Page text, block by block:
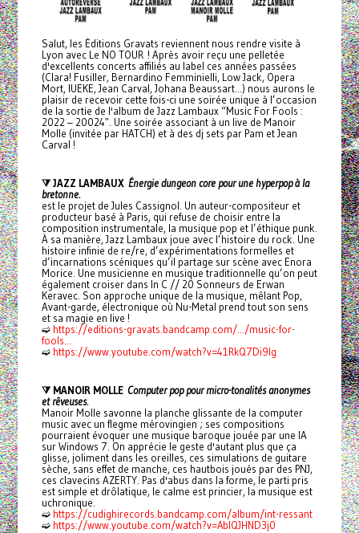
Salut, les Éditions Gravats reviennent nous rendre visite à
Lyon avec Le NO TOUR ! Après avoir reçu une pelletée
d'excellents concerts affiliés au label ces années passées
(Clara! Fusiller, Bernardino Femminielli, Low Jack, Opera
Mort, IUEKE, Jean Carval, Johana Beaussart...) nous aurons le
plaisir de recevoir cette fois-ci une soirée unique à l’occasion
de la sortie de l'album de Jazz Lambaux “Music For Fools :
2022 – 20024″. Une soirée associant à un live de Manoir
Molle (invitée par HATCH) et à des dj sets par Pam et Jean
Carval !
⧩ JAZZ LAMBAUX Énergie dungeon core pour une hyperpop à la
bretonne.
est le projet de Jules Cassignol. Un auteur-compositeur et
producteur basé à Paris, qui refuse de choisir entre la
composition instrumentale, la musique pop et l’éthique punk.
À sa manière, Jazz Lambaux joue avec l’histoire du rock. Une
histoire infinie de re/re, d’expérimentations formelles et
d’incarnations scéniques qu’il partage sur scène avec Enora
Morice. Une musicienne en musique traditionnelle qu’on peut
également croiser dans In C // 20 Sonneurs de Erwan
Keravec. Son approche unique de la musique, mêlant Pop,
Avant-garde, électronique où Nu-Metal prend tout son sens
et sa magie en live !
➫ https://editions-gravats.bandcamp.com/.../music-for-
fools...
➫ https://www.youtube.com/watch?v=41RkQ7Di9lg
⧩ MANOIR MOLLE Computer pop pour micro-tonalités anonymes
et rêveuses.
Manoir Molle savonne la planche glissante de la computer
music avec un flegme mérovingien ; ses compositions
pourraient évoquer une musique baroque jouée par une IA
sur Windows 7. On apprécie le geste d'autant plus que ça
glisse, joliment dans les oreilles, ces simulations de guitare
sèche, sans effet de manche, ces hautbois joués par des PNJ,
ces clavecins AZERTY. Pas d'abus dans la forme, le parti pris
est simple et drôlatique, le calme est princier, la musique est
uchronique.
➫ https://cudighirecords.bandcamp.com/album/int-ressant
➫ https://www.youtube.com/watch?v=AbIQJHND3j0